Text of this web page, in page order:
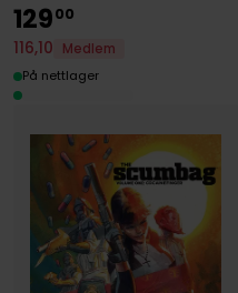
12900
116,10
Medlem
På nettlager